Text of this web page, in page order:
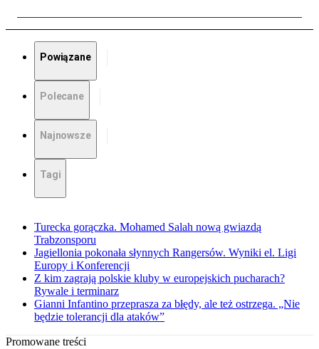
Powiązane
Polecane
Najnowsze
Tagi
Turecka gorączka. Mohamed Salah nową gwiazdą
Trabzonsporu
Jagiellonia pokonała słynnych Rangersów. Wyniki el. Ligi
Europy i Konferencji
Z kim zagrają polskie kluby w europejskich pucharach?
Rywale i terminarz
Gianni Infantino przeprasza za błędy, ale też ostrzega. „Nie
będzie tolerancji dla ataków”
Promowane treści